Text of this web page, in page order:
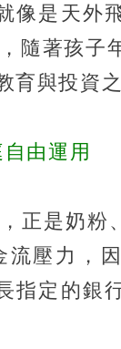
像是天外
隨著孩子
育與投資之
由運用
正是奶粉
壓力，
指定的銀